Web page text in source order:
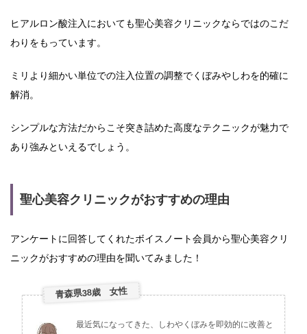
ヒアルロン酸注入においても聖心美容クリニックならではのこだ
わりをもっています。
ミリより細かい単位での注入位置の調整でくぼみやしわを的確に
解消。
シンプルな方法だからこそ突き詰めた高度なテクニックが魅力で
あり強みといえるでしょう。
聖心美容クリニックがおすすめの理由
アンケートに回答してくれたボイスノート会員から聖心美容クリ
ニックがおすすめの理由を聞いてみました！
青森県38歳 女性
最近気になってきた、しわやくぼみを即効的に改善と